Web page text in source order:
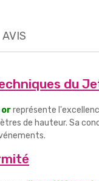
AVIS
du
orreprésente
de hauteur. Sa